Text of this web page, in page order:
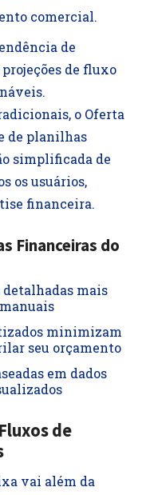
comercial.
de
de fluxo
o Oferta
de planilhas
simplificada de
os usuários,
financeira.
Financeiras do
detalhadas mais
minimizam
seu orçamento
em dados
de
vai além da